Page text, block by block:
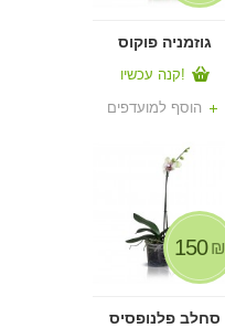
גוזמניה פוקוס
קנה עכשיו!
הוסף למועדפים
סחלב פלנופסיס
₪
150